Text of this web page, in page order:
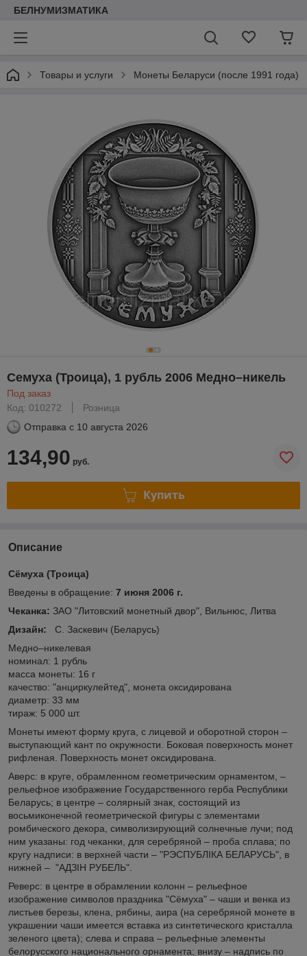
БЕЛНУМИЗМАТИКА
Товары и услуги Монеты Беларуси (после 1991 года)
Семуха (Троица), 1 рубль 2006 Медно–никель
Под заказ
Код: 010272
Розница
Отправка с 10 августа 2026
134,90 руб.
Купить
Описание
Сёмуха (Троица)
Введены в обращение: 7 июня 2006 г.
Чеканка: ЗАО "Литовский монетный двор", Вильнюс, Литва
Дизайн:
С. Заскевич (Беларусь)
Медно–никелевая
номинал: 1 рубль
масса монеты: 16 г
качество: "анциркулейтед", монета оксидирована
диаметр: 33 мм
тираж: 5 000 шт.
Монеты имеют форму круга, с лицевой и оборотной сторон –
выступающий кант по окружности. Боковая поверхность монет
рифленая. Поверхность монет оксидирована.
Аверс: в круге, обрамленном геометрическим орнаментом, –
рельефное изображение Государственного герба Республики
Беларусь; в центре – солярный знак, состоящий из
восьмиконечной геометрической фигуры с элементами
ромбического декора, символизирующий солнечные лучи; под
ним указаны: год чеканки, для серебряной – проба сплава; по
кругу надписи: в верхней части – "РЭСПУБЛIКА БЕЛАРУСЬ", в
нижней – "АДЗIН РУБЕЛЬ".
Реверс: в центре в обрамлении колонн – рельефное
изображение символов праздника "Сёмуха" – чаши и венка из
листьев березы, клена, рябины, аира (на серебряной монете в
украшении чаши имеется вставка из синтетического кристалла
зеленого цвета); слева и справа – рельефные элементы
белорусского национального орнамента; внизу – надпись по